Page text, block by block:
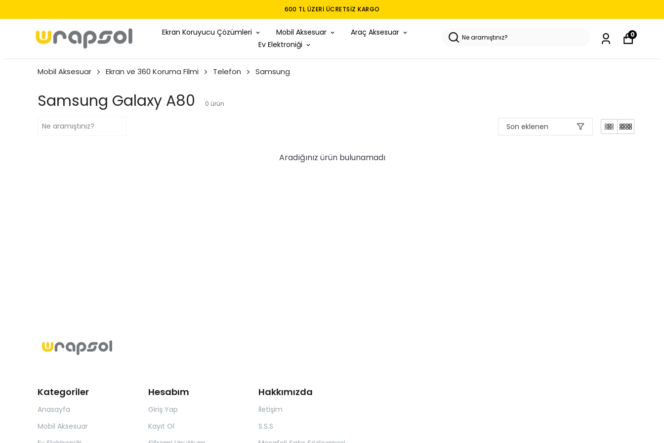
TÜM MODELLER IÇIN FULLBODY KAPLAMA
Ekran Koruyucu Çözümleri Mobil Aksesuar
Araç Aksesuar
Ev Elektroniği
0
Mobil Aksesuar Ekran ve 360 Koruma Filmi Telefon Samsung
Samsung Galaxy A80 0 ürün
Son eklenen
Aradığınız ürün bulunamadı
Kategoriler
Anasayfa
Mobil Aksesuar
Hesabım
Giriş Yap
Kayıt Ol
Hakkımızda
İletişim
S.S.S